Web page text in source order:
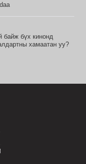
байж бүх кинонд
хамаатан уу?